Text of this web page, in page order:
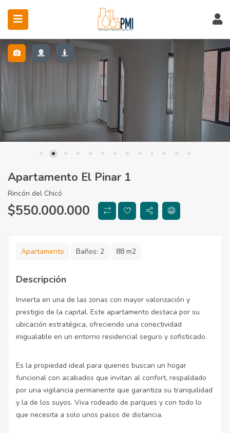
(Servicios)
Apartamento El Pinar 1
Rincón del Chicó
$550.000.000
Apartamento Baños: 2 88 m2
Descripción
Invierta en una de las zonas con mayor valorización y
prestigio de la capital. Este apartamento destaca por su
ubicación estratégica, ofreciendo una conectividad
inigualable en un entorno residencial seguro y sofisticado.
Es la propiedad ideal para quienes buscan un hogar
funcional con acabados que invitan al confort, respaldado
por una vigilancia permanente que garantiza su tranquilidad
y la de los suyos. Viva rodeado de parques y con todo lo
que necesita a solo unos pasos de distancia.